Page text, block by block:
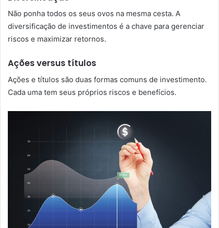
Não ponha todos os seus ovos na mesma cesta. A
diversificação de investimentos é a chave para gerenciar
riscos e maximizar retornos.
Ações versus títulos
Ações e títulos são duas formas comuns de investimento.
Cada uma tem seus próprios riscos e benefícios.